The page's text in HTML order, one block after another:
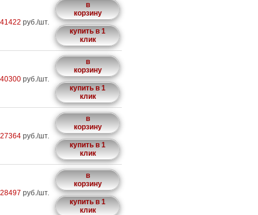
41422 руб./шт.
в
корзину
купить в 1
клик
40300 руб./шт.
в
корзину
купить в 1
клик
27364 руб./шт.
в
корзину
купить в 1
клик
28497 руб./шт.
в
корзину
купить в 1
клик